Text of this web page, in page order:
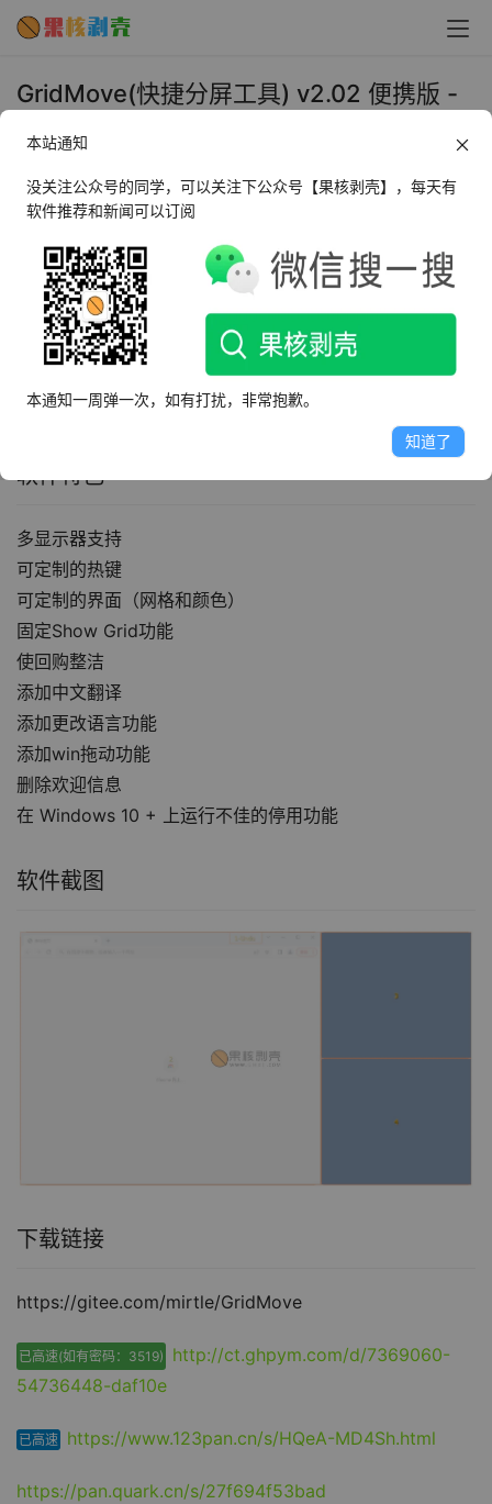
GridMove(快捷分屏工具) v2.02 便携版 -
2023年11月28日 下午2:24 • 系统工具
GridMove是一款多窗口显示工具，能够帮助用户对电脑中
打开的窗口进行管理操作，可以将不同窗口扣在网格区域中
实现布局美化，相比其它同类型的工具体积更加轻便小巧，
支持通过快捷键操作窗口，GridMove窗口管理软件具备了
窗口管理的功能，支持按照视觉网络来进行区域的划分，自
由调整窗口的布局，从而使桌面看起来更整洁。
软件特色
多显示器支持
可定制的热键
可定制的界面（网格和颜色）
固定Show Grid功能
使回购整洁
添加中文翻译
添加更改语言功能
添加win拖动功能
删除欢迎信息
在 Windows 10 + 上运行不佳的停用功能
软件截图
下载链接
https://gitee.com/mirtle/GridMove
已高速(如有密码：3519)
http://ct.ghpym.com/d/7369060-
54736448-daf10e
已高速 https://www.123pan.cn/s/HQeA-MD4Sh.html
https://pan.quark.cn/s/27f694f53bad
本站通知
没关注公众号的同学，可以关注下公众号【果核剥壳】，每天有
软件推荐和新闻可以订阅
本通知一周弹一次，如有打扰，非常抱歉。
知道了